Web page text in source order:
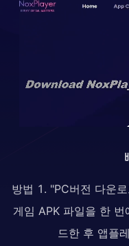
방법 1. "PC버전 다운
게임 APK 파일을 한
드한 후 앱플